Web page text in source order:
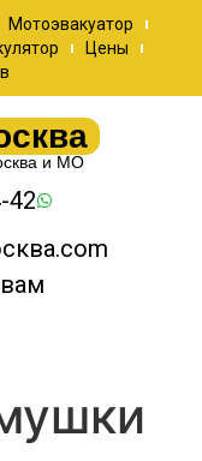
Мотоэвакуатор
Цены
и МО
42